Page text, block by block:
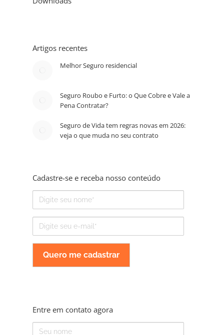
Artigos recentes
Melhor Seguro residencial
Seguro Roubo e Furto: o Que Cobre e Vale a
Pena Contratar?
Seguro de Vida tem regras novas em 2026:
veja o que muda no seu contrato
Cadastre-se e receba nosso conteúdo
Nome
mail
Entre em contato agora
Nome